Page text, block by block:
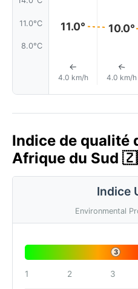
11.0°C
8.0°C
11.0°
↑
4.0 km/h
10.0°
↑
4.0 km/h
Indice de qualité
Afrique du Sud
Indice
Environmental
3
1 2 3